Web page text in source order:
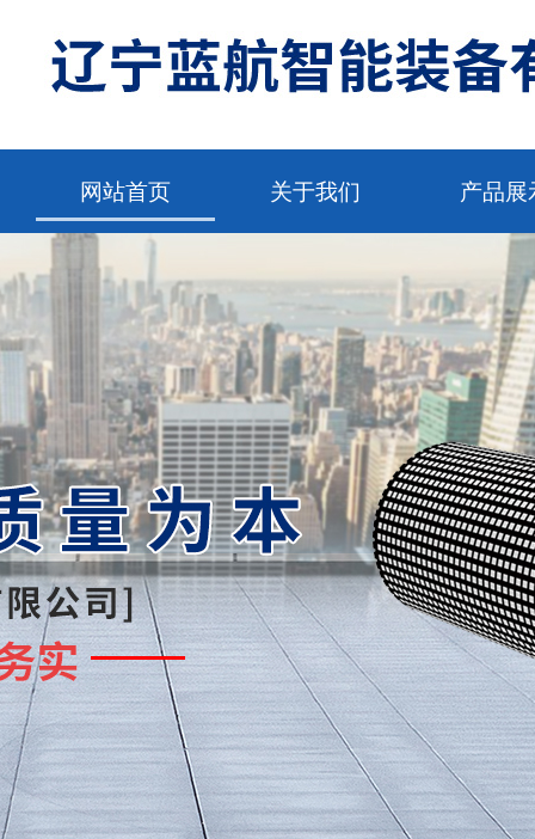
网站首页 关于我们 产品展